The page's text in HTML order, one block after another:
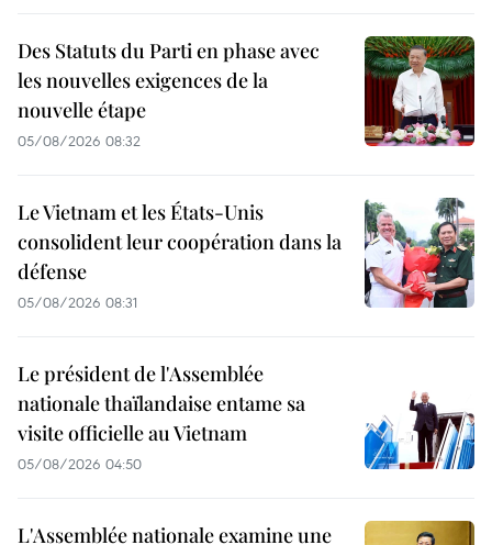
Des Statuts du Parti en phase avec
les nouvelles exigences de la
nouvelle étape
05/08/2026 08:32
Le Vietnam et les États-Unis
consolident leur coopération dans la
défense
05/08/2026 08:31
Le président de l'Assemblée
nationale thaïlandaise entame sa
visite officielle au Vietnam
05/08/2026 04:50
L'Assemblée nationale examine une